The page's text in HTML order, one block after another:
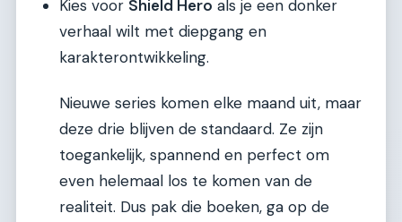
Kies voor Shield Hero als je een donker
verhaal wilt met diepgang en
karakterontwikkeling.
Nieuwe series komen elke maand uit, maar
deze drie blijven de standaard. Ze zijn
toegankelijk, spannend en perfect om
even helemaal los te komen van de
realiteit. Dus pak die boeken, ga op de